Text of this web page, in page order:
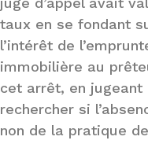
taux en se fondant
l’intérêt de
immobilière au
cet arrêt, en
rechercher si
non de la pratique